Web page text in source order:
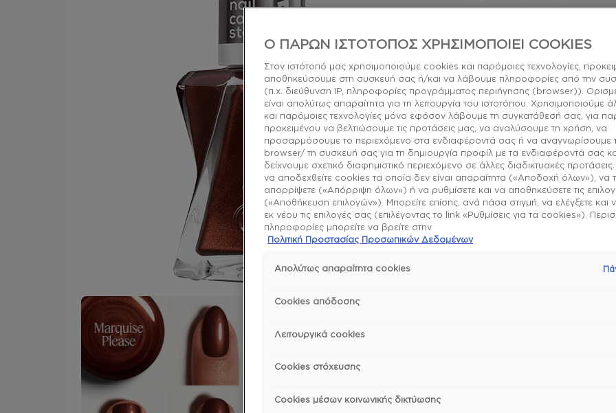
Ένα βερνίκι νυχιών
Λάμψη σαν
gel
Σχετικά με το
Νέα σύνθεση που
και 15 ημέρες. Ένα
το φως, χαρίζοντας
Ανακάλυψε όλες τις
Τρόπος χρήσης
: Εφάρμοσε δύο
έντονη λάμψη ή με τα
essie is a vegan brand
Ο ΠΑΡΩΝ ΙΣΤΟΤΟΠΟΣ ΧΡΗΣΙΜΟΠΟΙΕΙ COOKIES
Στον ιστότοπό μας χρησιμοποιούμε cookies και παρόμοιες τεχνολογίες,
αποθηκεύσουμε στη συσκευή σας ή/και να λάβουμε πληροφορίες από την
(π.χ. διεύθυνση IP, πληροφορίες προγράμματος περιήγησης (browser)).
είναι απολύτως απαραίτητα για τη λειτουργία του ιστοτόπου. Χρησιμοποιούμε
και παρόμοιες τεχνολογίες μόνο εφόσον λάβουμε τη συγκατάθεσή σας, για
προκειμένου να βελτιώσουμε τις προτάσεις μας, να αναλύσουμε τη χρήση, να
προσαρμόσουμε το περιεχόμενο στα ενδιαφέροντά σας ή να αναγνωρίσουμε
browser/ τη συσκευή σας για τη δημιουργία προφίλ με τα ενδιαφέροντά σας
δείχνουμε σχετικό διαφημιστικό περιεχόμενο σε άλλες διαδικτυακές
να αποδεχθείτε cookies τα οποία δεν είναι απαραίτητα («Αποδοχή όλων»), να
απορρίψετε («Απόρριψη όλων») ή να ρυθμίσετε και να αποθηκεύσετε τις
(«Αποθήκευση επιλογών»). Μπορείτε επίσης, ανά πάσα στιγμή, να ελέγξετε και
εκ νέου τις επιλογές σας (επιλέγοντας το link «Ρυθμίσεις για τα cookies»).
πληροφορίες μπορείτε να βρείτε στην
Πολιτική Προστασίας Προσωπικών Δεδομένων
Απολύτως απαραίτητα cookies
Cookies απόδοσης
Λειτουργικά cookies
Cookies στόχευσης
Cookies μέσων κοινωνικής δικτύωσης